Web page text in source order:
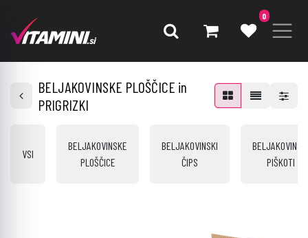
0
BELJAKOVINSKE PLOŠČICE in
PRIGRIZKI
VSI
BELJAKOVINSKE
PLOŠČICE
BELJAKOVINSKI
ČIPS
BELJAKOVINSKI
PIŠKOTI